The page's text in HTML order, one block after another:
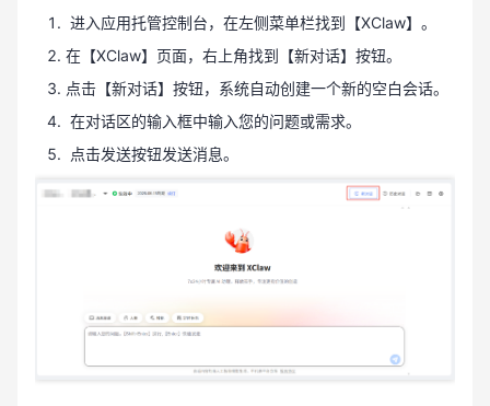
进入应用托管控制台，在左侧菜单栏找到【XClaw】。
在【XClaw】页面，右上角找到【新对话】按钮。
点击【新对话】按钮，系统自动创建一个新的空白会话。
在对话区的输入框中输入您的问题或需求。
点击发送按钮发送消息。